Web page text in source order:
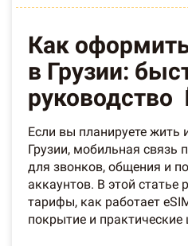
Как
в Грузии:
руководство
Если вы планируете жить
Грузии, мобильная связь
для звонков, общения и
аккаунтов. В этой статье
тарифы, как работает
покрытие и